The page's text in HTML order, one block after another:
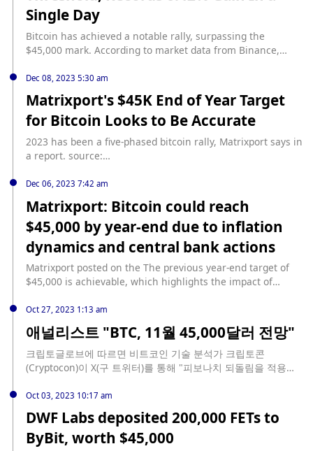
Single Day
Bitcoin has achieved a notable rally, surpassing the
$45,000 mark. According to market data from Binance,
$45,304.65. It marks a significant 6.42% rise in price within
the previous 24 hours.
Dec 08, 2023 5:30 am
Matrixport's $45K End of Year Target
for Bitcoin Looks to Be Accurate
2023 has been a five-phased bitcoin rally, Matrixport says in
a report. source:
-45k-end-of-year-target-for-bitcoin-looks-to-be-accurate/?
utm_medium=referral&utm_source=rss&utm_campaign=he
adlines
Dec 06, 2023 7:42 am
Matrixport: Bitcoin could reach
$45,000 by year-end due to inflation
dynamics and central bank actions
Matrixport posted on the The previous year-end target of
$45,000 is achievable, which highlights the impact of
markets.”
Oct 27, 2023 1:13 am
애널리스트 "BTC, 11월 45,000달러 전망"
크립토글로브에 따르면 비트코인 기술 분석가 크립토콘
(Cryptocon)이 X(구 트위터)를 통해 "피보나치 되돌림을 적용해
술적 분석으로 볼 때, 이번주 최고가인 36,368달러에서 3.3% 가
량 더 상승해 45,000달러를 향할 수 있으며, 이러한 움직임은 11
월에 발생하리라 생각한다"고 덧붙였다.
Oct 03, 2023 10:17 am
DWF Labs deposited 200,000 FETs to
ByBit, worth $45,000